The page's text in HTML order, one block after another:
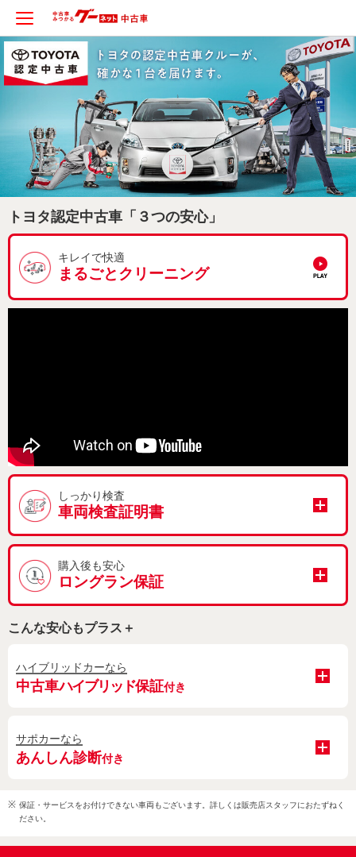
トヨタ認定中古車「３つの安心」
キレイで快適
まるごとクリーニング
しっかり検査
車両検査証明書
購入後も安心
ロングラン保証
こんな安心もプラス＋
ハイブリッドカーなら
中古車ハイブリッド保証付き
サポカーなら
あんしん診断付き
保証・サービスをお付けできない車両もございます。詳しくは販売店スタッフにおたずねく
ださい。